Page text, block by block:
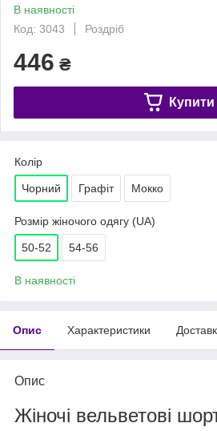
В наявності
Код: 3043
Роздріб
446 ₴
Купити
Колір
Чорний Графіт Мокко
Розмір жіночого одягу (UA)
50-52 54-56
В наявності
Опис Характеристики
Опис
Жіночі вельветові